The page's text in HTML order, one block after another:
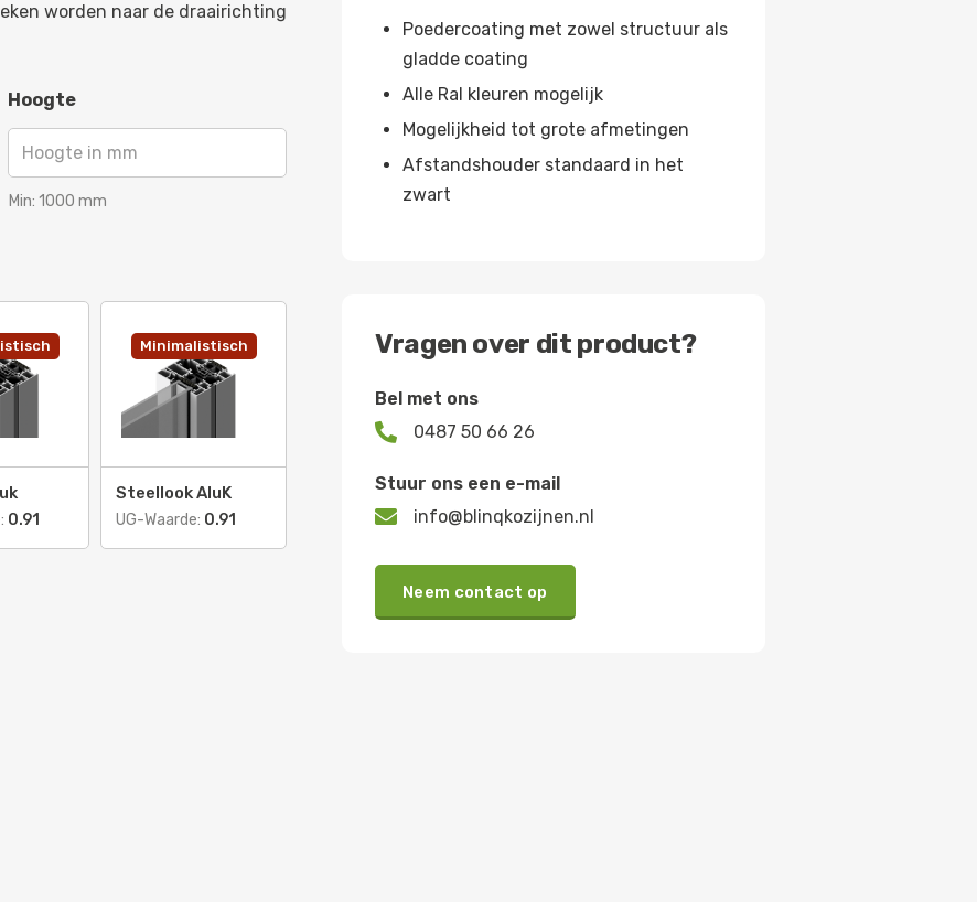
worden naar de draairichting
Hoogte
Min: 1000 mm
0.91
Minimalistisch
Steellook AluK
UG-Waarde: 0.91
Poedercoating met zowel structuur als
gladde coating
Alle Ral kleuren mogelijk
Mogelijkheid tot grote afmetingen
Afstandshouder standaard in het
zwart
Vragen over dit product?
Bel met ons
 0487 50 66 26
Stuur ons een e-mail
 info@blinqkozijnen.nl
Neem contact op